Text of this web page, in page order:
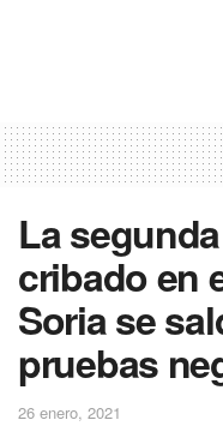
La
cribado en
Soria se
pruebas
26 enero, 2021